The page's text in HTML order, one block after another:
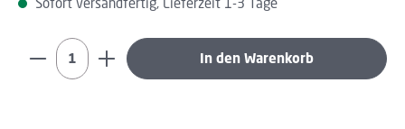
Produkt Anzahl: Gib den gewünschten Wert ein
In den Warenkorb